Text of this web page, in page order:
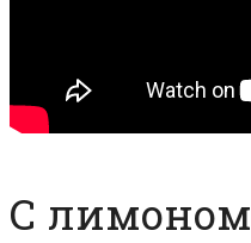
С лимоном